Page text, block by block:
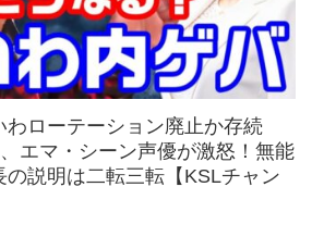
わローテーション廃止か存続
エマ・シーン声優が激怒！無能
の説明は二転三転【KSLチャン